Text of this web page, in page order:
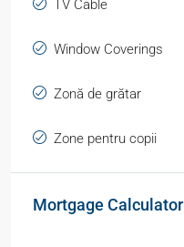
TV Cable
Window Coverings
Zonă de grătar
Zone pentru copii
Mortgage Calculator